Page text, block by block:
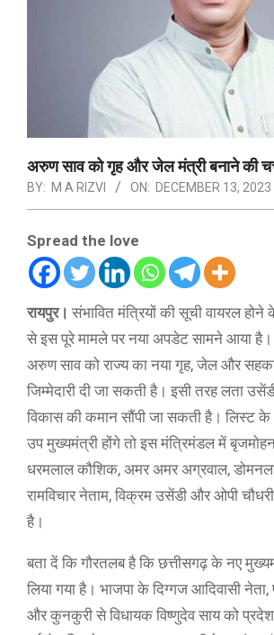
अरुण साव को गृह और जेल मंत्री बनाने की
BY: M A RIZVI ON: DECEMBER 13, 2023
Spread the love
रायपुर। संभावित मंत्रियों की सूची वायरल होने
से इस पूरे मामले पर नया अपडेट सामने आया है।
अरुण साव को राज्य का नया गृह, जेल और
जिम्मेदारी दी जा सकती है। इसी तरह लता
विकास की कमान सौंपी जा सकती है। लिस्ट के
उप मुख्यमंत्री होंगे तो इस मंत्रिमंडल में
धरमलाल कौशिक, अमर अमर अग्रवाल,
रामविचार नेताम, विक्रम उसेंडी और ओपी
है।
बता दें कि गौरतलब है कि छत्तीसगढ़ के नए
लिया गया है। भाजपा के दिग्गज आदिवासी नेता,
और कुनकुरी से विधायक विष्णुदेव साय को